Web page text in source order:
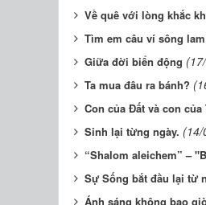
Về quê với lòng khắc
Tìm em câu ví sông lam
Giữa đời biển động
Ta mua đâu ra bánh?
Con của Đất và con của
Sinh lại từng ngày. (14/
“Shalom aleichem” –
Sự Sống bắt đầu lại từ
Ánh sáng không bao